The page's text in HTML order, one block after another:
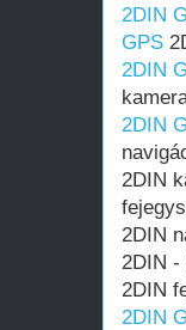
2DIN
GPS
2DIN
2DIN
2DIN
2DIN
2DIN -
2DIN
2DIN